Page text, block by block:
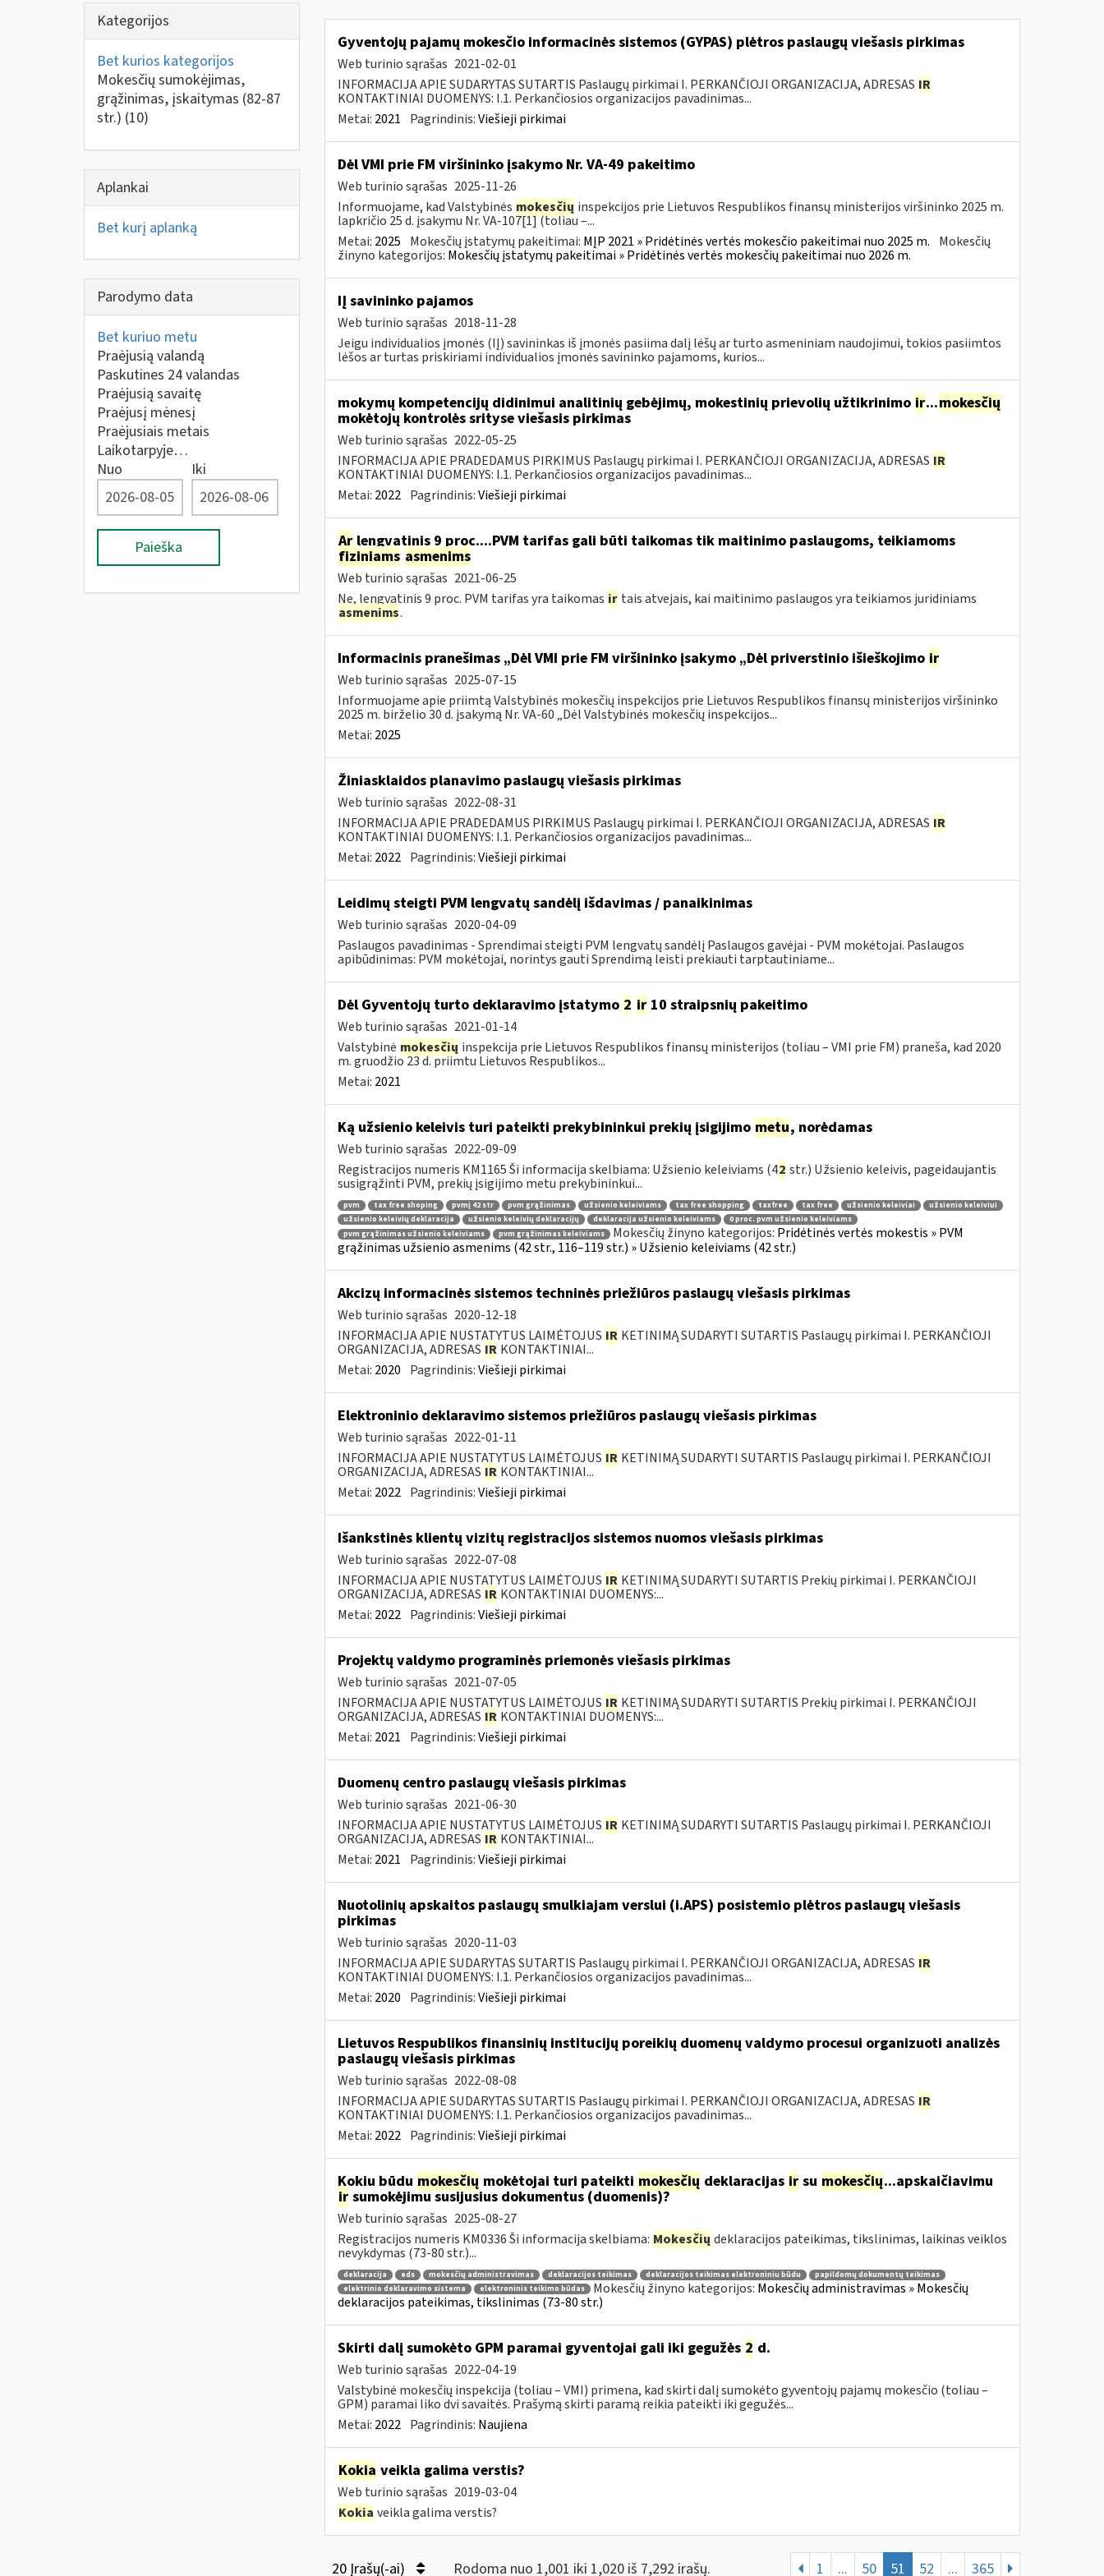
Kategorijos
Bet kurios kategorijos
Mokesčių sumokėjimas,
grąžinimas, įskaitymas (82-87
str.) (10)
Aplankai
Bet kurį aplanką
Parodymo data
Bet kuriuo metu
Praėjusią valandą
Paskutines 24 valandas
Praėjusią savaitę
Praėjusį mėnesį
Praėjusiais metais
Laikotarpyje…
Nuo
Iki
Paieška
Gyventojų pajamų mokesčio informacinės sistemos (GYPAS) plėtros paslaugų viešasis pirkimas
Web turinio sąrašas 2021-02-01
INFORMACIJA APIE SUDARYTAS SUTARTIS Paslaugų pirkimai I. PERKANČIOJI ORGANIZACIJA, ADRESAS IR
KONTAKTINIAI DUOMENYS: I.1. Perkančiosios organizacijos pavadinimas...
Metai: 2021 Pagrindinis:Viešieji pirkimai
Dėl VMI prie FM viršininko įsakymo Nr. VA-49 pakeitimo
Web turinio sąrašas 2025-11-26
Informuojame, kad Valstybinės mokesčių inspekcijos prie Lietuvos Respublikos finansų ministerijos viršininko 2025 m.
lapkričio 25 d. įsakymu Nr. VA-107[1] (toliau –...
Metai: 2025 Mokesčių įstatymų pakeitimai: MĮP 2021 » Pridėtinės vertės mokesčio pakeitimai nuo 2025 m. Mokesčių
žinyno kategorijos: Mokesčių įstatymų pakeitimai » Pridėtinės vertės mokesčių pakeitimai nuo 2026 m.
IĮ savininko pajamos
Web turinio sąrašas 2018-11-28
Jeigu individualios įmonės (IĮ) savininkas iš įmonės pasiima dalį lėšų ar turto asmeniniam naudojimui, tokios pasiimtos
lėšos ar turtas priskiriami individualios įmonės savininko pajamoms, kurios...
mokymų kompetencijų didinimui analitinių gebėjimų, mokestinių prievolių užtikrinimo ir...mokesčių
mokėtojų kontrolės srityse viešasis pirkimas
Web turinio sąrašas 2022-05-25
INFORMACIJA APIE PRADEDAMUS PIRKIMUS Paslaugų pirkimai I. PERKANČIOJI ORGANIZACIJA, ADRESAS IR
KONTAKTINIAI DUOMENYS: I.1. Perkančiosios organizacijos pavadinimas...
Metai: 2022 Pagrindinis:Viešieji pirkimai
Arlengvatinis 9 proc....PVM tarifas gali būti taikomas tik maitinimo paslaugoms, teikiamoms
fiziniams asmenims
Web turinio sąrašas 2021-06-25
Ne, lengvatinis 9 proc. PVM tarifas yra taikomas ir tais atvejais, kai maitinimo paslaugos yra teikiamos juridiniams
asmenims.
Informacinis pranešimas „Dėl VMI prie FM viršininko įsakymo „Dėl priverstinio išieškojimo ir
Web turinio sąrašas 2025-07-15
Informuojame apie priimtą Valstybinės mokesčių inspekcijos prie Lietuvos Respublikos finansų ministerijos viršininko
2025 m. birželio 30 d. įsakymą Nr. VA-60 „Dėl Valstybinės mokesčių inspekcijos...
Metai: 2025
Žiniasklaidos planavimo paslaugų viešasis pirkimas
Web turinio sąrašas 2022-08-31
INFORMACIJA APIE PRADEDAMUS PIRKIMUS Paslaugų pirkimai I. PERKANČIOJI ORGANIZACIJA, ADRESAS IR
KONTAKTINIAI DUOMENYS: I.1. Perkančiosios organizacijos pavadinimas...
Metai: 2022 Pagrindinis:Viešieji pirkimai
Leidimų steigti PVM lengvatų sandėlį išdavimas / panaikinimas
Web turinio sąrašas 2020-04-09
Paslaugos pavadinimas - Sprendimai steigti PVM lengvatų sandėlį Paslaugos gavėjai - PVM mokėtojai. Paslaugos
apibūdinimas: PVM mokėtojai, norintys gauti Sprendimą leisti prekiauti tarptautiniame...
Dėl Gyventojų turto deklaravimo įstatymo 2 ir10 straipsnių pakeitimo
Web turinio sąrašas 2021-01-14
Valstybinė mokesčių inspekcija prie Lietuvos Respublikos finansų ministerijos (toliau – VMI prie FM) praneša, kad 2020
m. gruodžio 23 d. priimtu Lietuvos Respublikos...
Metai: 2021
Ką užsienio keleivis turi pateikti prekybininkui prekių įsigijimo metu, norėdamas
Web turinio sąrašas 2022-09-09
Registracijos numeris KM1165 Ši informacija skelbiama: Užsienio keleiviams (42 str.) Užsienio keleivis, pageidaujantis
susigrąžinti PVM, prekių įsigijimo metu prekybininkui...
pvm tax free shoping pvmį 42 str pvm grąžinimas užsienio keleiviams tax free shopping taxfree tax free užsienio keleiviai
užsienio keleiviui
užsienio keleivių deklaracija
užsienio keleivių deklaracijų deklaracija užsienio keleiviams
0 proc. pvm užsienio keleiviams
pvm grąžinimas užsienio keleiviams
pvm grąžinimas keleiviams Mokesčių žinyno kategorijos: Pridėtinės vertės mokestis » PVM
grąžinimas užsienio asmenims (42 str., 116–119 str.) » Užsienio keleiviams (42 str.)
Akcizų informacinės sistemos techninės priežiūros paslaugų viešasis pirkimas
Web turinio sąrašas 2020-12-18
INFORMACIJA APIE NUSTATYTUS LAIMĖTOJUS IR KETINIMĄ SUDARYTI SUTARTIS Paslaugų pirkimai I. PERKANČIOJI
ORGANIZACIJA, ADRESAS IR KONTAKTINIAI...
Metai: 2020 Pagrindinis:Viešieji pirkimai
Elektroninio deklaravimo sistemos priežiūros paslaugų viešasis pirkimas
Web turinio sąrašas 2022-01-11
INFORMACIJA APIE NUSTATYTUS LAIMĖTOJUS IR KETINIMĄ SUDARYTI SUTARTIS Paslaugų pirkimai I. PERKANČIOJI
ORGANIZACIJA, ADRESAS IR KONTAKTINIAI...
Metai: 2022 Pagrindinis:Viešieji pirkimai
Išankstinės klientų vizitų registracijos sistemos nuomos viešasis pirkimas
Web turinio sąrašas 2022-07-08
INFORMACIJA APIE NUSTATYTUS LAIMĖTOJUS IR KETINIMĄ SUDARYTI SUTARTIS Prekių pirkimai I. PERKANČIOJI
ORGANIZACIJA, ADRESAS IR KONTAKTINIAI DUOMENYS:...
Metai: 2022 Pagrindinis:Viešieji pirkimai
Projektų valdymo programinės priemonės viešasis pirkimas
Web turinio sąrašas 2021-07-05
INFORMACIJA APIE NUSTATYTUS LAIMĖTOJUS IR KETINIMĄ SUDARYTI SUTARTIS Prekių pirkimai I. PERKANČIOJI
ORGANIZACIJA, ADRESAS IR KONTAKTINIAI DUOMENYS:...
Metai: 2021 Pagrindinis:Viešieji pirkimai
Duomenų centro paslaugų viešasis pirkimas
Web turinio sąrašas 2021-06-30
INFORMACIJA APIE NUSTATYTUS LAIMĖTOJUS IR KETINIMĄ SUDARYTI SUTARTIS Paslaugų pirkimai I. PERKANČIOJI
ORGANIZACIJA, ADRESAS IR KONTAKTINIAI...
Metai: 2021 Pagrindinis:Viešieji pirkimai
Nuotolinių apskaitos paslaugų smulkiajam verslui (i.APS) posistemio plėtros paslaugų viešasis
pirkimas
Web turinio sąrašas 2020-11-03
INFORMACIJA APIE SUDARYTAS SUTARTIS Paslaugų pirkimai I. PERKANČIOJI ORGANIZACIJA, ADRESAS IR
KONTAKTINIAI DUOMENYS: I.1. Perkančiosios organizacijos pavadinimas...
Metai: 2020 Pagrindinis:Viešieji pirkimai
Lietuvos Respublikos finansinių institucijų poreikių duomenų valdymo procesui organizuoti analizės
paslaugų viešasis pirkimas
Web turinio sąrašas 2022-08-08
INFORMACIJA APIE SUDARYTAS SUTARTIS Paslaugų pirkimai I. PERKANČIOJI ORGANIZACIJA, ADRESAS IR
KONTAKTINIAI DUOMENYS: I.1. Perkančiosios organizacijos pavadinimas...
Metai: 2022 Pagrindinis:Viešieji pirkimai
Kokiu būdu mokesčių mokėtojai turi pateikti mokesčių deklaracijas irsu mokesčių...apskaičiavimu
irsumokėjimu susijusius dokumentus (duomenis)?
Web turinio sąrašas 2025-08-27
Registracijos numeris KM0336 Ši informacija skelbiama: Mokesčių deklaracijos pateikimas, tikslinimas, laikinas veiklos
nevykdymas (73-80 str.)...
deklaracija eds mokesčių administravimas deklaracijos teikimas deklaracijos teikimas elektroniniu būdu
papildomų dokumentų teikimas
elektrinio deklaravimo sistema
elektroninis teikimo būdas Mokesčių žinyno kategorijos: Mokesčių administravimas » Mokesčių
deklaracijos pateikimas, tikslinimas (73-80 str.)
Skirti dalį sumokėto GPM paramai gyventojai gali iki gegužės 2 d.
Web turinio sąrašas 2022-04-19
Valstybinė mokesčių inspekcija (toliau – VMI) primena, kad skirti dalį sumokėto gyventojų pajamų mokesčio (toliau –
GPM) paramai liko dvi savaitės. Prašymą skirti paramą reikia pateikti iki gegužės...
Metai: 2022 Pagrindinis: Naujiena
Kokia veikla galima verstis?
Web turinio sąrašas 2019-03-04
Kokia veikla galima verstis?
20 Įrašų(-ai) Rodoma nuo 1,001 iki 1,020 iš 7,292 irašų. 1 ... 50 51 52 ... 365